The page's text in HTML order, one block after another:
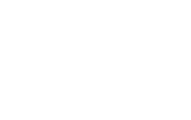
užili od počátku do konce. Jen bychom příště
telefonu (paní delegátka teda byla fantastická). Ale
Každopádně zájezd byl ale fantastický a všem doporučuji
určitě nevynechte Jeep Safari. Vše s vámi zařídí